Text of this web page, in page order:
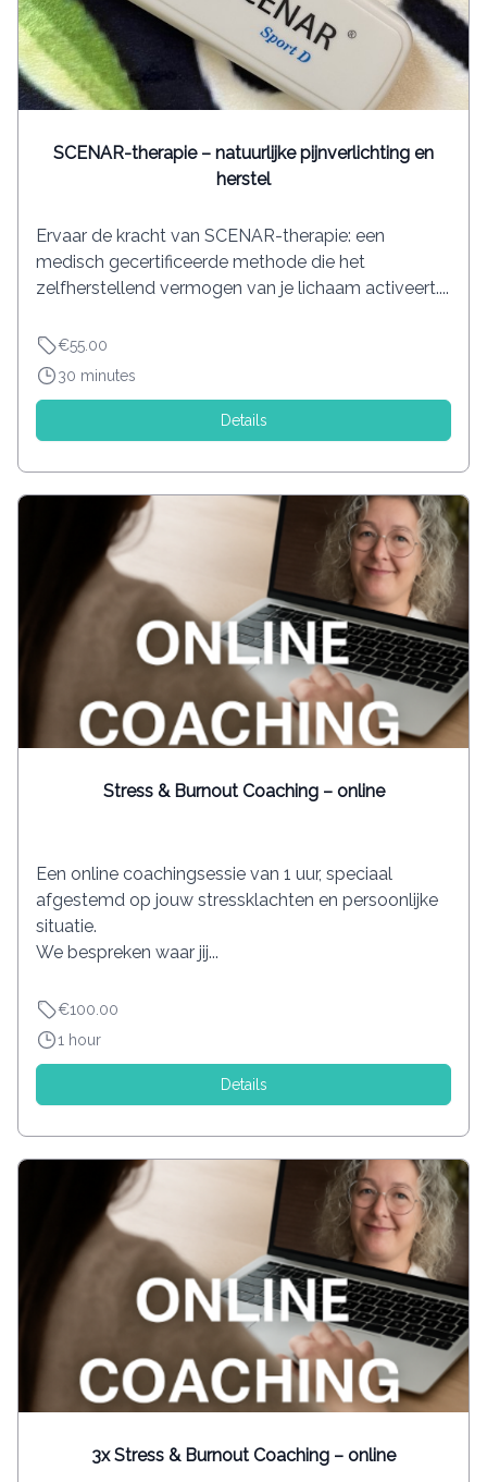
SCENAR-therapie – natuurlijke pijnverlichting en
herstel
Ervaar de kracht van SCENAR-therapie: een
medisch gecertificeerde methode die het
zelfherstellend vermogen van je lichaam activeert....
€55.00
30 minutes
Details
Stress & Burnout Coaching – online
Een online coachingsessie van 1 uur, speciaal
afgestemd op jouw stressklachten en persoonlijke
situatie.
We bespreken waar jij...
€100.00
1 hour
Details
3x Stress & Burnout Coaching – online